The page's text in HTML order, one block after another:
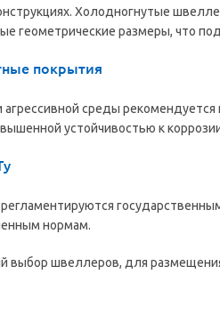
Холодногнутые
геометрические размеры, что
покрытия
среды
устойчивостью к
нормам.
выбор швеллеров, для